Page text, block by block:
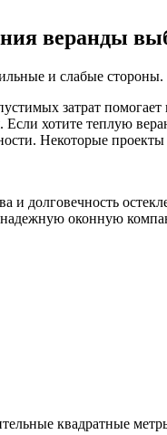
веранды
и слабые
затрат помогает
Если хотите теплую
Некоторые
и долговечность
оконную
квадратные